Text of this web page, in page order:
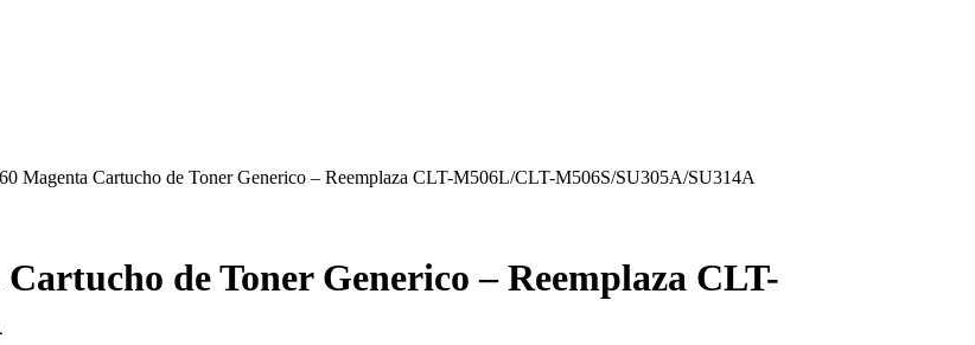
Magenta Cartucho de Toner Generico – Reemplaza CLT-M506L/CLT-M506S/SU305A/SU314A
de Toner Generico – Reemplaza CLT-